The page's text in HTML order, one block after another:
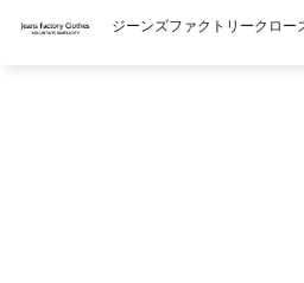
ジーンズファクトリークロー